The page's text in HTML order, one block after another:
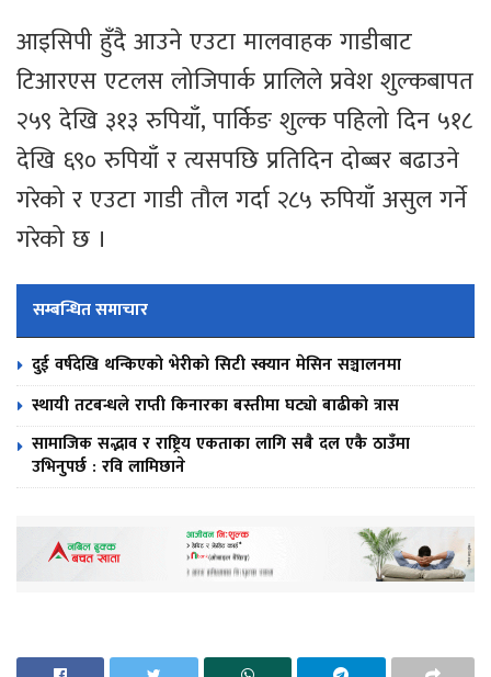
आइसिपी हुँदै आउने एउटा मालवाहक गाडीबाट
टिआरएस एटलस लोजिपार्क प्रालिले प्रवेश शुल्कबापत
२५९ देखि ३१३ रुपियाँ, पार्किङ शुल्क पहिलो दिन ५१८
देखि ६९० रुपियाँ र त्यसपछि प्रतिदिन दोब्बर बढाउने
गरेको र एउटा गाडी तौल गर्दा २८५ रुपियाँ असुल गर्ने
गरेको छ ।
सम्बन्धित समाचार
दुई वर्षदेखि थन्किएको भेरीको सिटी स्क्यान मेसिन सञ्चालनमा
स्थायी तटबन्धले राप्ती किनारका बस्तीमा घट्यो बाढीको त्रास
सामाजिक सद्भाव र राष्ट्रिय एकताका लागि सबै दल एकै ठाउँमा
उभिनुपर्छ : रवि लामिछाने